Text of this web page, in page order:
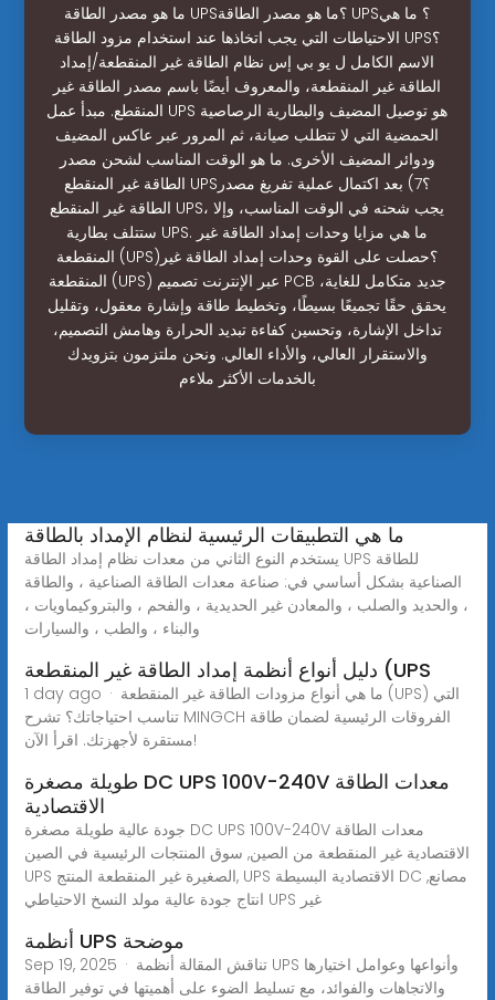
ما هو مصدر الطاقة UPS؟ما هو مصدر الطاقة UPS؟ ما هي
الاحتياطات التي يجب اتخاذها عند استخدام مزود الطاقة UPS؟
الاسم الكامل ل يو بي إس نظام الطاقة غير المنقطعة/إمداد
الطاقة غير المنقطعة، والمعروف أيضًا باسم مصدر الطاقة غير
المنقطع. مبدأ عمل UPS هو توصيل المضيف والبطارية الرصاصية
الحمضية التي لا تتطلب صيانة، ثم المرور عبر عاكس المضيف
ودوائر المضيف الأخرى. ما هو الوقت المناسب لشحن مصدر
الطاقة غير المنقطع UPS؟7) بعد اكتمال عملية تفريغ مصدر
الطاقة غير المنقطع UPS، يجب شحنه في الوقت المناسب، وإلا
ستتلف بطارية UPS. ما هي مزايا وحدات إمداد الطاقة غير
المنقطعة (UPS)؟حصلت على القوة وحدات إمداد الطاقة غير
المنقطعة (UPS) عبر الإنترنت تصميم PCB جديد متكامل للغاية،
يحقق حقًا تجميعًا بسيطًا، وتخطيط طاقة وإشارة معقول، وتقليل
تداخل الإشارة، وتحسين كفاءة تبديد الحرارة وهامش التصميم،
والاستقرار العالي، والأداء العالي. ونحن ملتزمون بتزويدك
بالخدمات الأكثر ملاءم
ما هي التطبيقات الرئيسية لنظام الإمداد بالطاقة
يستخدم النوع الثاني من معدات نظام إمداد الطاقة UPS للطاقة
الصناعية بشكل أساسي في: صناعة معدات الطاقة الصناعية ، والطاقة
، والحديد والصلب ، والمعادن غير الحديدية ، والفحم ، والبتروكيماويات ،
والبناء ، والطب ، والسيارات
دليل أنواع أنظمة إمداد الطاقة غير المنقطعة (UPS
1 day ago · ما هي أنواع مزودات الطاقة غير المنقطعة (UPS) التي
تناسب احتياجاتك؟ تشرح MINGCH الفروقات الرئيسية لضمان طاقة
مستقرة لأجهزتك. اقرأ الآن!
طويلة مصغرة DC UPS 100V-240V معدات الطاقة
الاقتصادية
جودة عالية طويلة مصغرة DC UPS 100V-240V معدات الطاقة
الاقتصادية غير المنقطعة من الصين, سوق المنتجات الرئيسية في الصين
UPS الصغيرة غير المنقطعة المنتج, UPS الاقتصادية البسيطة DC مصانع,
انتاج جودة عالية مولد النسخ الاحتياطي UPS غير
أنظمة UPS موضحة
Sep 19, 2025 · تناقش المقالة أنظمة UPS وأنواعها وعوامل اختيارها
والاتجاهات والفوائد، مع تسليط الضوء على أهميتها في توفير الطاقة